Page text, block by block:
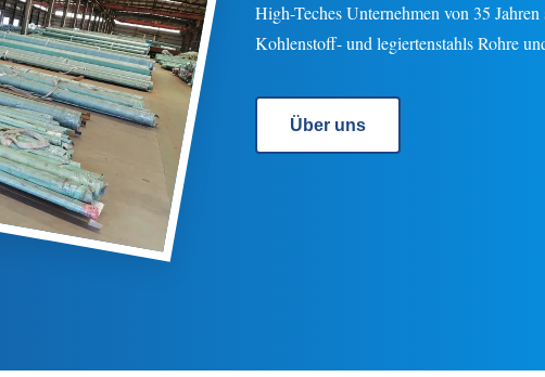
High-Teches Unternehmen von 35
Kohlenstoff- und legiertenstahls Rohre
Über uns